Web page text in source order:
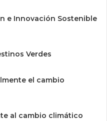
e Innovación Sostenible
Verdes
el cambio
al cambio climático